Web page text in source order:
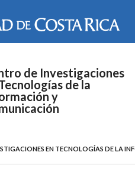
de Investigaciones
de la
y
EN TECNOLOGÍAS DE LA